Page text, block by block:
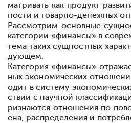
матривать как продукт
ности и товарно-денежных
Рассмотрим основные
категории «финансы» в
тема таких сущностных
дующем.
Категория «финансы»
ных экономических
одит в систему
ствии с научной
ризнаются отношения по
ена, распределения и